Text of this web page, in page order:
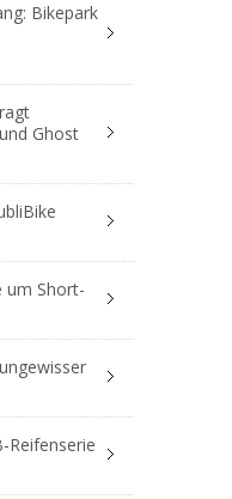
Bikepark
Ghost
um Short-
Reifenserie